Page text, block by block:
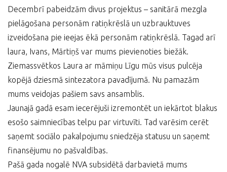
Decembrī pabeidzām divus projektus – sanitārā mezgla
pielāgošana personām ratiņkrēslā un uzbrauktuves
izveidošana pie ieejas ēkā personām ratiņkrēslā. Tagad arī
laura, Ivans, Mārtiņš var mums pievienoties biežāk.
Ziemassvētkos Laura ar māmiņu Līgu mūs visus pulcēja
kopējā dziesmā sintezatora pavadījumā. Nu pamazām
mums veidojas pašiem savs ansamblis.
Jaunajā gadā esam iecerējuši izremontēt un iekārtot blakus
esošo saimniecības telpu par virtuvīti. Tad varēsim cerēt
saņemt sociālo pakalpojumu sniedzēja statusu un saņemt
finansējumu no pašvaldības.
Pašā gada nogalē NVA subsidētā darbavietā mums